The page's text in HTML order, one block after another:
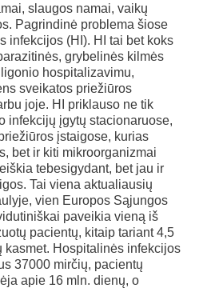
slaugos namai, vaikų
Pagrindinė problema šiose
infekcijos (HI). HI tai bet koks
grybelinės kilmės
hospitalizavimu,
sveikatos priežiūros
joje. HI priklauso ne tik
infekcijų įgytų stacionaruose,
įstaigose, kurias
bet ir kiti mikroorganizmai
tebesigydant, bet jau ir
Tai viena aktualiausių
vien Europos Sąjungos
paveikia vieną iš
pacientų, kitaip tariant 4,5
kasmet. Hospitalinės infekcijos
37000 mirčių, pacientų
apie 16 mln. dienų, o